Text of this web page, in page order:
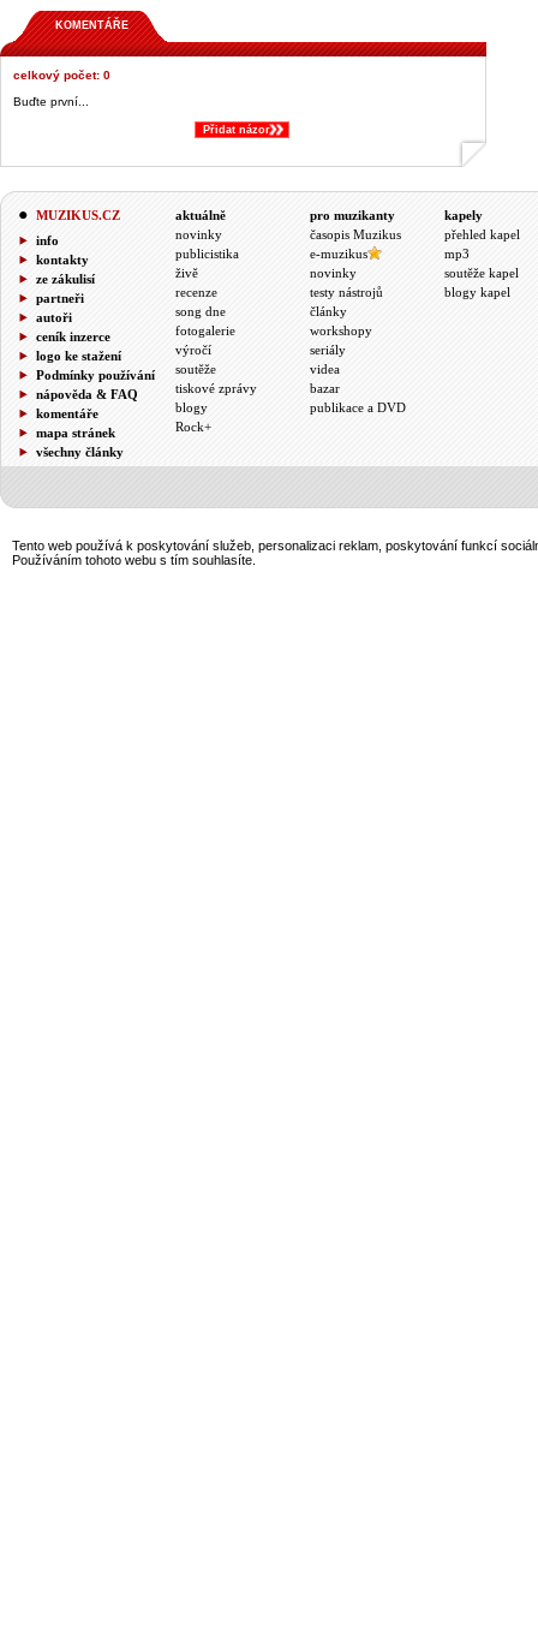
KOMENTÁŘE
celkový počet: 0
Buďte první...
Přidat názor
MUZIKUS.CZ
info
kontakty
ze zákulisí
partneři
autoři
ceník inzerce
logo ke stažení
Podmínky používání
nápověda & FAQ
komentáře
mapa stránek
všechny články
aktuálně
novinky
publicistika
živě
recenze
song dne
fotogalerie
výročí
soutěže
tiskové zprávy
blogy
Rock+
pro muzikanty
časopis Muzikus
e-muzikus
novinky
testy nástrojů
články
workshopy
seriály
videa
bazar
publikace a DVD
kapely
přehled kapel
mp3
soutěže kapel
blogy kapel
Tento web používá k poskytování služeb, personalizaci reklam, poskytování funkcí
Používáním tohoto webu s tím souhlasíte.